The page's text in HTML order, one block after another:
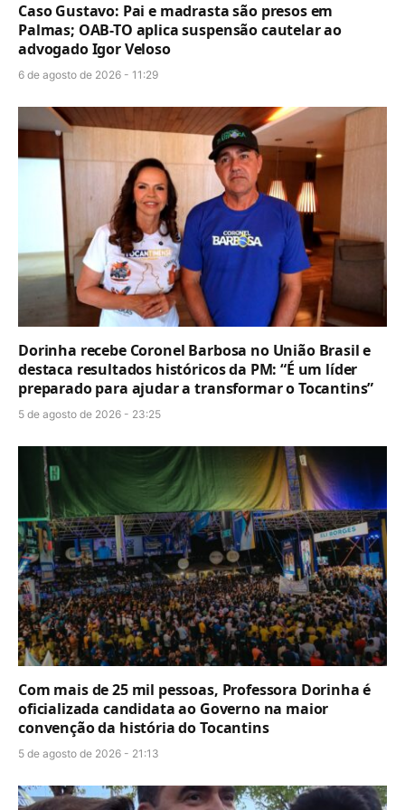
Caso Gustavo: Pai e madrasta são presos em
Palmas; OAB-TO aplica suspensão cautelar ao
advogado Igor Veloso
6 de agosto de 2026 - 11:29
Dorinha recebe Coronel Barbosa no União Brasil e
destaca resultados históricos da PM: “É um líder
preparado para ajudar a transformar o Tocantins”
5 de agosto de 2026 - 23:25
Com mais de 25 mil pessoas, Professora Dorinha é
oficializada candidata ao Governo na maior
convenção da história do Tocantins
5 de agosto de 2026 - 21:13